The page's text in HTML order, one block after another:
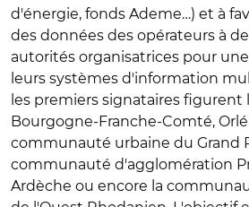
d'énergie, fonds Ademe…) et à
des données des opérateurs à
autorités organisatrices pour
leurs systèmes d'information
les premiers signataires figurent
Bourgogne-Franche-Comté,
communauté urbaine du Grand
communauté d'agglomération
Ardèche ou encore la